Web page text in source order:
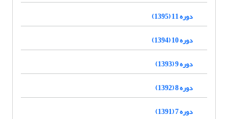
دوره 11 (1395)
دوره 10 (1394)
دوره 9 (1393)
دوره 8 (1392)
دوره 7 (1391)